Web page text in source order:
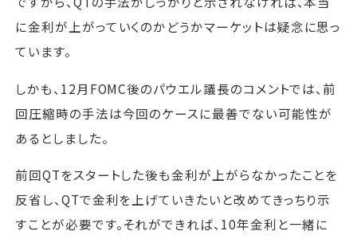
に金利が上がっていくのかどうかマーケットは疑念に思っ
ています。
しかも、12月FOMC後のパウエル議長のコメントでは、前
回圧縮時の手法は今回のケースに最善でない可能性が
あるとしました。
前回QTをスタートした後も金利が上がらなかったことを
反省し、QTで金利を上げていきたいと改めてきっちり示
すことが必要です。それができれば、10年金利と一緒に